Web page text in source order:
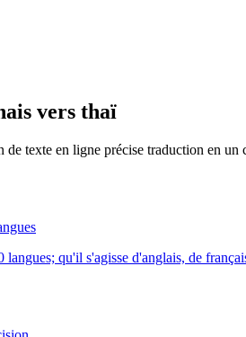
vers thaï
texte en ligne précise traduction en un
langues; qu'il s'agisse d'anglais, de